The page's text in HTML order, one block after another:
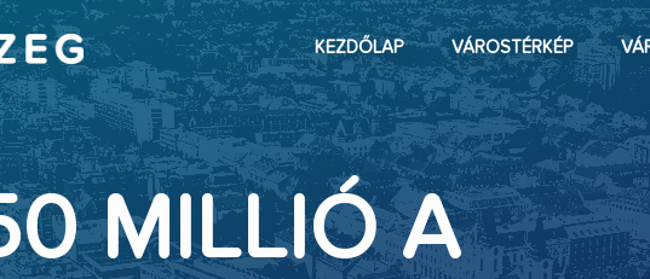
KEZDŐLAP VÁROSTÉRKÉP
MILLIÓ A